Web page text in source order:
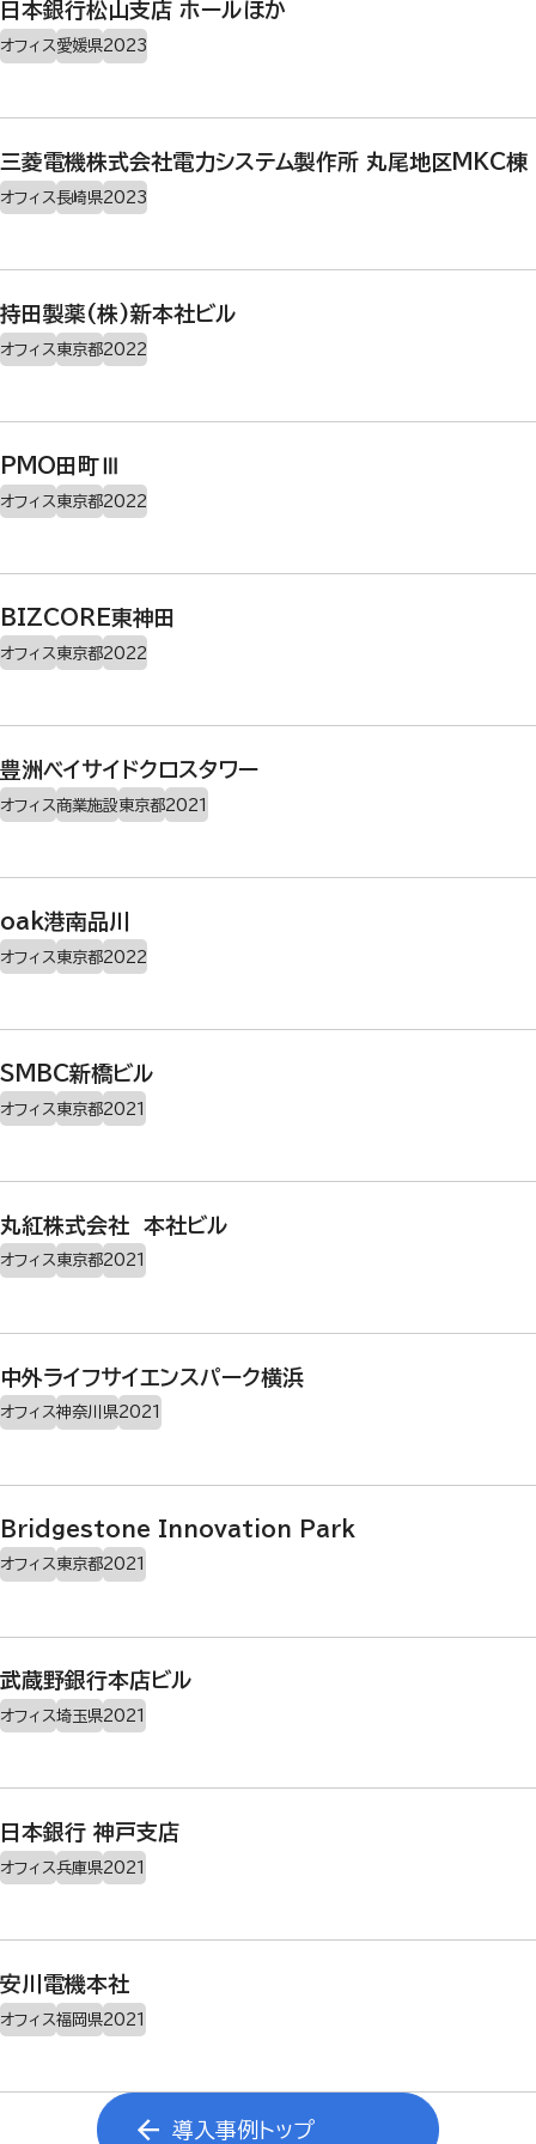
日本銀行松山支店 ホールほか
オフィス愛媛県2023
三菱電機株式会社電力システム製作所 丸尾地区MKC棟
オフィス長崎県2023
持田製薬(株)新本社ビル
オフィス東京都2022
PMO田町Ⅲ
オフィス東京都2022
BIZCORE東神田
オフィス 東京都2022
豊洲ベイサイドクロスタワー
オフィス商業施設東京都2021
oak港南品川
オフィス 東京都2022
SMBC新橋ビル
オフィス 東京都2021
丸紅株式会社 本社ビル
オフィス東京都2021
中外ライフサイエンスパーク横浜
オフィス神奈川県2021
Bridgestone Innovation Park
オフィス東京都2021
武蔵野銀行本店ビル
オフィス埼玉県2021
日本銀行 神戸支店
オフィス兵庫県2021
安川電機本社
オフィス福岡県2021
導入事例トップ